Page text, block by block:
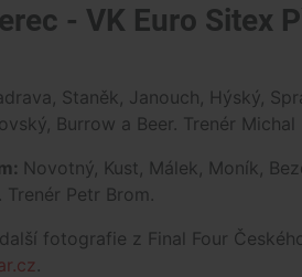
- VK Euro Sitex
Staněk, Janouch, Hýský,
Burrow a Beer. Trenér Michal
Novotný, Kust, Málek, Moník,
Trenér Petr Brom.
fotografie z Final Four
.